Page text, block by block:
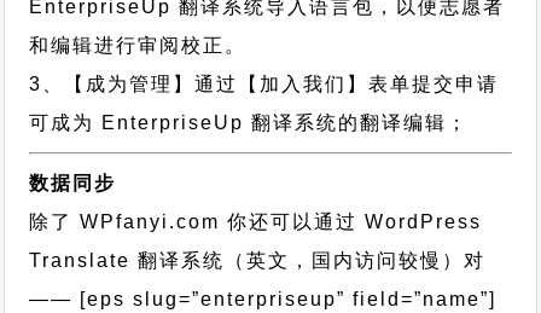
EnterpriseUp 翻译系统导入语言包，以便志愿者
和编辑进行审阅校正。
3、【成为管理】通过【加入我们】表单提交申请
可成为 EnterpriseUp 翻译系统的翻译编辑；
数据同步
除了 WPfanyi.com 你还可以通过WordPress
Translate 翻译系统（英文，国内访问较慢）对
—— [eps slug=”enterpriseup” field=”name”]